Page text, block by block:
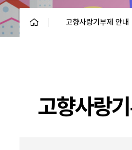
고향사랑기부제 안내
고향사랑